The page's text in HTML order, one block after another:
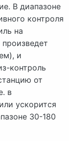
В диапазоне
контроля
на
и
контроль
от
в
ускорится
30-180